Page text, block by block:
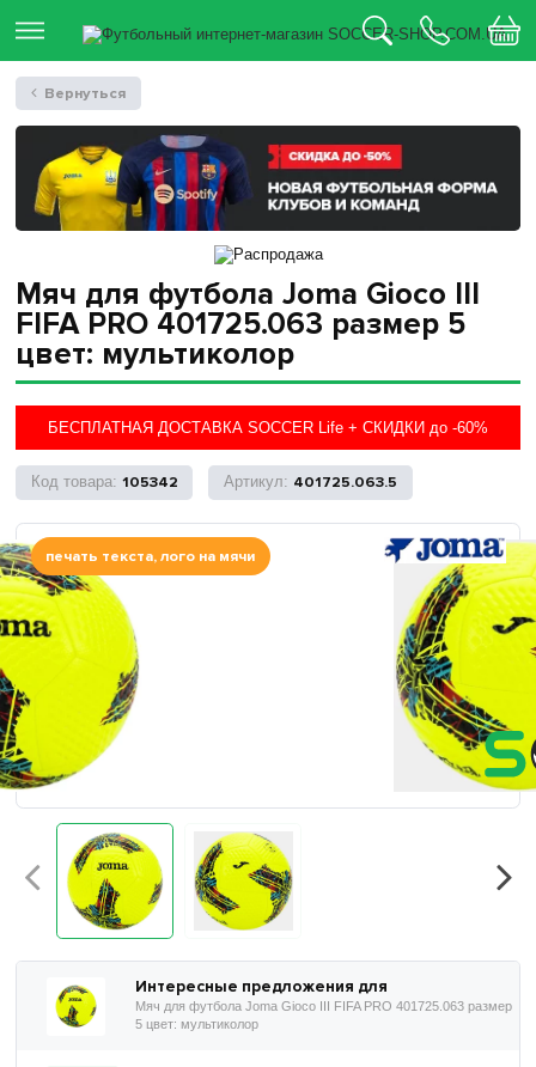
Мяч для футбола Joma Gioco III
FIFA PRO 401725.063 размер 5
цвет: мультиколор
БЕСПЛАТНАЯ ДОСТАВКА SOCCER Life + СКИДКИ до -60%
105342 401725.063.5
печать текста, лого на мячи
Интересные предложения для
Мяч для футбола Joma Gioco III FIFA PRO 401725.063 размер
5 цвет: мультиколор
Вернуться